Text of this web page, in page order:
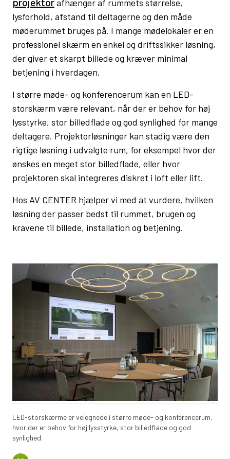
afhænger af rummets størrelse,
lysforhold, afstand til deltagerne og den måde
møderummet bruges på. I mange mødelokaler er en
professionel skærm en enkel og driftssikker løsning,
der giver et skarpt billede og kræver minimal
betjening i hverdagen.
I større møde- og konferencerum kan en LED-
storskærm være relevant, når der er behov for høj
lysstyrke, stor billedflade og god synlighed for mange
deltagere. Projektorløsninger kan stadig være den
rigtige løsning i udvalgte rum, for eksempel hvor der
ønskes en meget stor billedflade, eller hvor
projektoren skal integreres diskret i loft eller lift.
Hos AV CENTER hjælper vi med at vurdere, hvilken
løsning der passer bedst til rummet, brugen og
kravene til billede, installation og betjening.
LED-storskærme er velegnede i større møde- og konferencerum,
hvor der er behov for høj lysstyrke, stor billedflade og god
synlighed.